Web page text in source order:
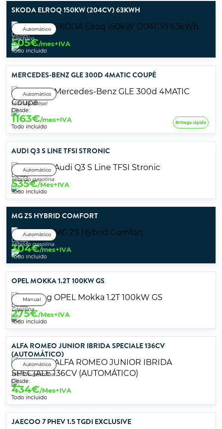
SKODA ELROQ 150KW (204CV) 63KWH
Automático
Eléctrico
Desde:
505€/mes+IVA
Todo incluido
MERCEDES-BENZ GLE 300D 4MATIC COUPÉ
Automático
Híbrido diésel
Desde:
1163€/mes+IVA
Todo incluido
Entrega rápida
AUDI Q3 S LINE TFSI STRONIC
Automático
Híbrido gasolina
Desde:
535€/Mes+IVA
Todo incluido
MG ZS HYBRID COMFORT
Automático
Híbrido gasolina
Desde:
304€/mes+IVA
Todo incluido
OPEL MOKKA 1.2T 100KW GS
Manual
Gasolina
Desde:
275€/Mes+IVA
Todo incluido
ALFA ROMEO JUNIOR IBRIDA SPECIALE 136CV
(AUTOMÁTICO)
Automático
Híbrido gasolina
Desde:
434€/Mes+IVA
Todo incluido
JAECOO 7 PHEV 1.5 TGDI EXCLUSIVE